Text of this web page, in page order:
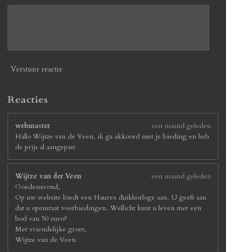
Verstuur reactie
Reacties
webmaster
een maand geleden
Hallo Wijtze van de Veen, ik ga akkoord met je bieding en heb
de prijs al aangepast
Wijtze van der Veen
een maand geleden
Goedenavond,
Op uw website biedt een Haurex duikhorloge aan. U geeft aan
dat u openstaat voorbiedingen. Wellicht kunt u leven met een
bod van 50 euro?
Met vriendelijke groet,
Wijtze van de Veen